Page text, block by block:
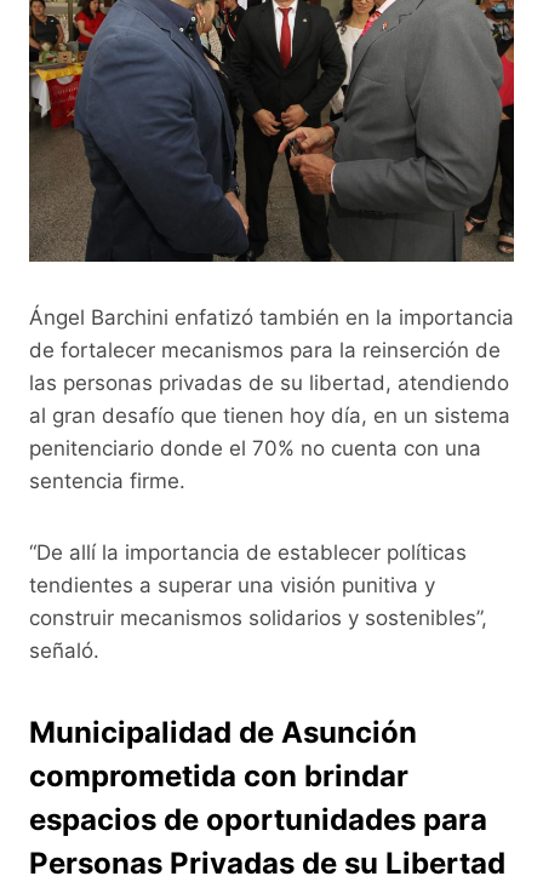
Ángel Barchini enfatizó también en la importancia
de fortalecer mecanismos para la reinserción de
las personas privadas de su libertad, atendiendo
al gran desafío que tienen hoy día, en un sistema
penitenciario donde el 70% no cuenta con una
sentencia firme.
“De allí la importancia de establecer políticas
tendientes a superar una visión punitiva y
construir mecanismos solidarios y sostenibles”,
señaló.
Municipalidad de Asunción
comprometida con brindar
espacios de oportunidades para
Personas Privadas de su Libertad